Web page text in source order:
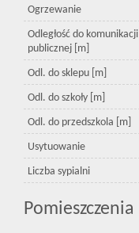
Ogrzewanie
Odległość do komunikacji
publicznej [m]
Odl. do sklepu [m]
Odl. do szkoły [m]
Odl. do przedszkola [m]
Usytuowanie
Liczba sypialni
Pomieszczenia